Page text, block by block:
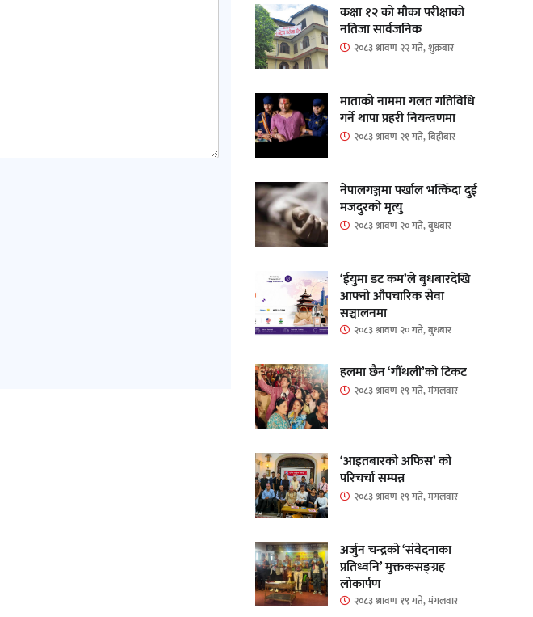
कक्षा १२ को मौका परीक्षाको
नतिजा सार्वजनिक
२०८३ श्रावण २२ गते, शुक्रबार
माताकाे नाममा गलत गतिविधि
गर्ने थापा प्रहरी नियन्त्रणमा
२०८३ श्रावण २१ गते, बिहीबार
नेपालगञ्जमा पर्खाल भत्किँदा दुई
मजदुरको मृत्यु
२०८३ श्रावण २० गते, बुधबार
‘ईयुमा डट कम’ले बुधबारदेखि
आफ्नो औपचारिक सेवा
सञ्चालनमा
२०८३ श्रावण २० गते, बुधबार
हलमा छैन ‘गौँथली’को टिकट
२०८३ श्रावण १९ गते, मंगलवार
‘आइतबारको अफिस’ को
परिचर्चा सम्पन्न
२०८३ श्रावण १९ गते, मंगलवार
अर्जुन चन्द्रको ‘संवेदनाका
प्रतिध्वनि’ मुक्तकसङ्ग्रह
लोकार्पण
२०८३ श्रावण १९ गते, मंगलवार